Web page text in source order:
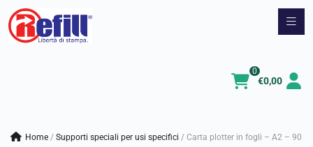
Vai
€0,00
0
Home / supporti speciali per usi specifici / Carta plotter in fogli – A2 – 90